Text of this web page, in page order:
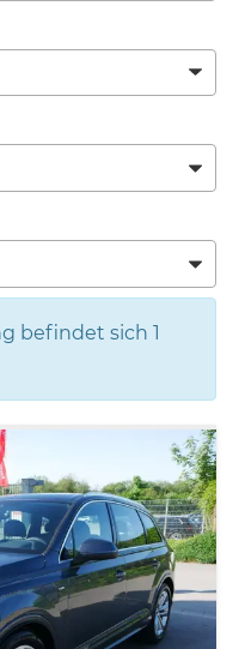
befindet sich 1